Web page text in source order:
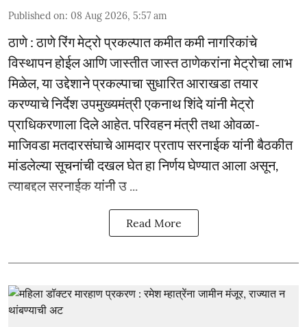
Published on: 08 Aug 2026, 5:57 am
ठाणे : ठाणे रिंग मेट्रो प्रकल्पात कमीत कमी नागरिकांचे
विस्थापन होईल आणि जास्तीत जास्त ठाणेकरांना मेट्रोचा लाभ
मिळेल, या उद्देशाने प्रकल्पाचा सुधारित आराखडा तयार
करण्याचे निर्देश उपमुख्यमंत्री एकनाथ शिंदे यांनी मेट्रो
प्राधिकरणाला दिले आहेत. परिवहन मंत्री तथा ओवळा-
माजिवडा मतदारसंघाचे आमदार प्रताप सरनाईक यांनी बैठकीत
मांडलेल्या सूचनांची दखल घेत हा निर्णय घेण्यात आला असून,
त्याबद्दल सरनाईक यांनी उ ...
Read More